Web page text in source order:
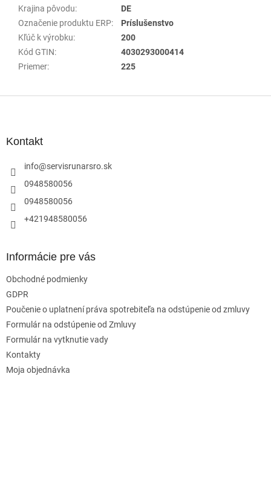
Krajina pôvodu:
DE
Označenie produktu ERP:
Príslušenstvo
Kľúč k výrobku:
200
Kód GTIN:
4030293000414
Priemer: 225
Kontakt
info@servisrunarsro.sk
0948580056
0948580056
+421948580056
Informácie pre vás
Obchodné podmienky
GDPR
Poučenie o uplatnení práva spotrebiteľa na odstúpenie od zmluvy
Formulár na odstúpenie od Zmluvy
Formulár na vytknutie vady
Kontakty
Moja objednávka